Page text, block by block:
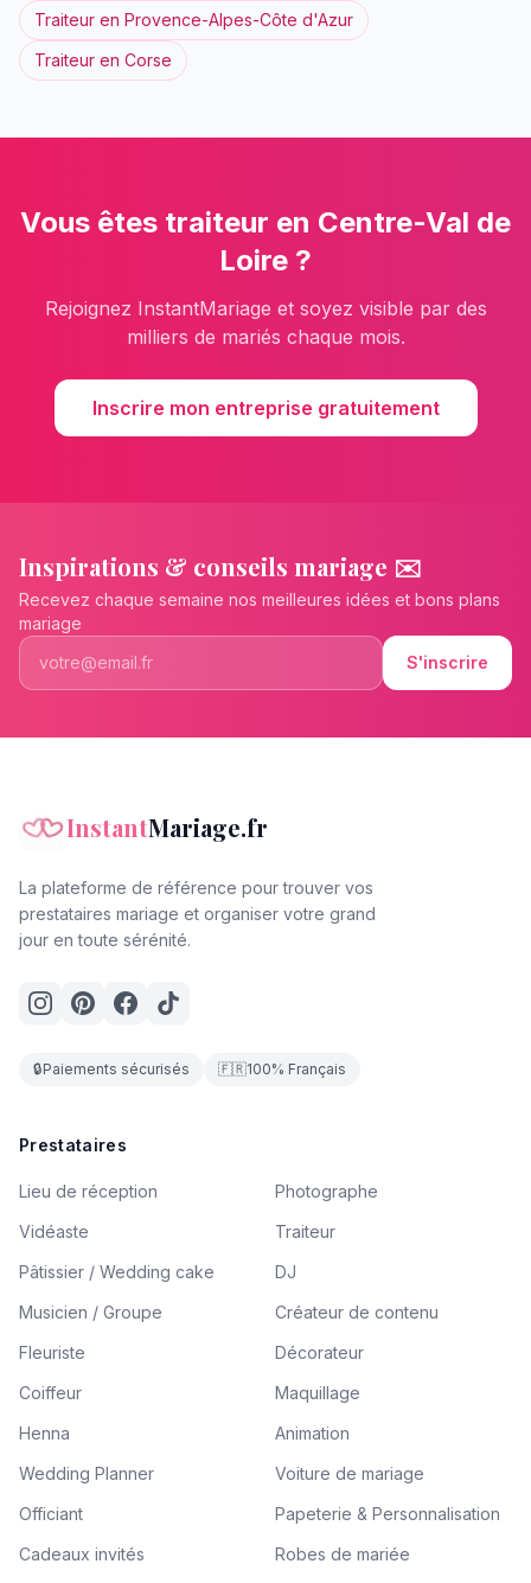
Traiteur en Provence-Alpes-Côte d'Azur
Traiteur en Corse
Vous êtes traiteur en Centre-Val de
Loire ?
Rejoignez InstantMariage et soyez visible par des
milliers de mariés chaque mois.
Inscrire mon entreprise gratuitement
Inspirations & conseils mariage ✉️
Recevez chaque semaine nos meilleures idées et bons plans
mariage
S'inscrire
InstantMariage.fr
La plateforme de référence pour trouver vos
prestataires mariage et organiser votre grand
jour en toute sérénité.
🔒Paiements sécurisés 🇫🇷100% Français
Prestataires
Lieu de réception
Photographe
Vidéaste
Traiteur
Pâtissier / Wedding cake
DJ
Musicien / Groupe
Créateur de contenu
Fleuriste
Décorateur
Coiffeur
Maquillage
Henna
Animation
Wedding Planner
Voiture de mariage
Officiant
Papeterie & Personnalisation
Cadeaux invités
Robes de mariée